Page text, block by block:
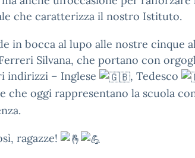
che caratterizza il nostro Istituto.
in bocca al lupo alle nostre cinque
Silvana, che portano con
indirizzi – Inglese
, Tedesco
che oggi rappresentano la scuola
ragazze!